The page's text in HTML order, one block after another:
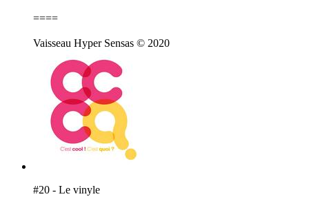
====
Vaisseau Hyper Sensas © 2020
#20 - Le vinyle